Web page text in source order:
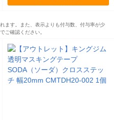
ます。また、表示よりも付与数、付与率が少
ご確認ください。